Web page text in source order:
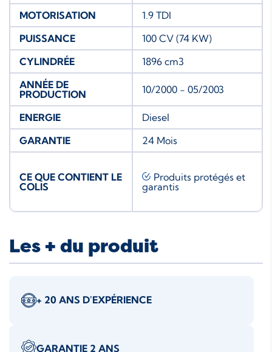
MOTORISATION
1.9 TDI
PUISSANCE
100 CV (74 KW)
CYLINDRÉE
1896 cm3
ANNÉE DE
PRODUCTION
10/2000 - 05/2003
ENERGIE
Diesel
GARANTIE
24 Mois
CE QUE CONTIENT LE
COLIS
Produits protégés et
garantis
Les + du produit
+ 20 ANS D'EXPÉRIENCE
GARANTIE 2 ANS